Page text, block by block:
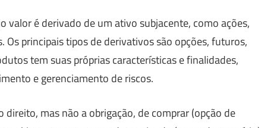
é derivado de um ativo subjacente, como ações,
principais tipos de derivativos são opções, futuros,
tem suas próprias características e finalidades,
e gerenciamento de riscos.
mas não a obrigação, de comprar (opção de